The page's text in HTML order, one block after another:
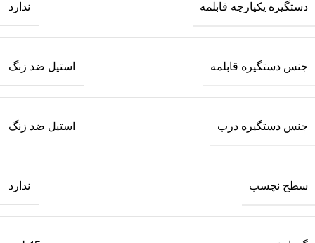
دستگیره یکپارچه قابلمه ندارد
جنس دستگیره قابلمه استیل ضد زنگ
جنس دستگیره درب استیل ضد زنگ
سطح نچسب ندارد